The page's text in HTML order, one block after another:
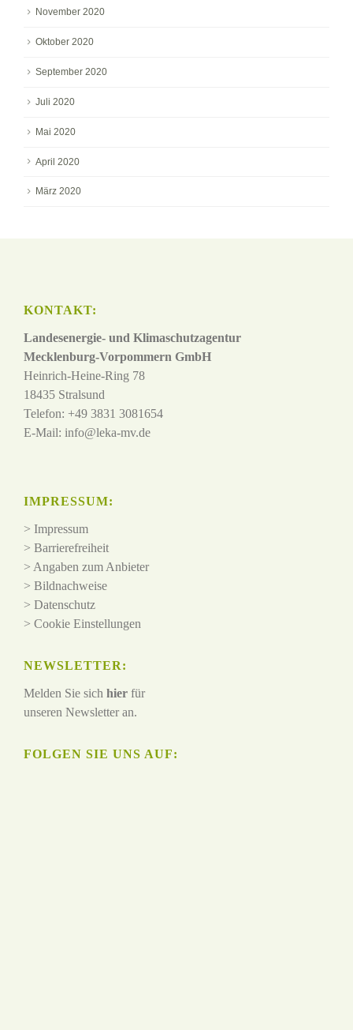
November 2020
Oktober 2020
September 2020
Juli 2020
Mai 2020
April 2020
März 2020
KONTAKT:
Landesenergie- und Klimaschutzagentur
Mecklenburg-Vorpommern GmbH
Heinrich-Heine-Ring 78
18435 Stralsund
Telefon: +49 3831 3081654
E-Mail: info@leka-mv.de
IMPRESSUM:
> Impressum
> Barrierefreiheit
> Angaben zum Anbieter
> Bildnachweise
> Datenschutz
> Cookie Einstellungen
NEWSLETTER:
Melden Sie sich hier für
unseren Newsletter an.
FOLGEN SIE UNS AUF: